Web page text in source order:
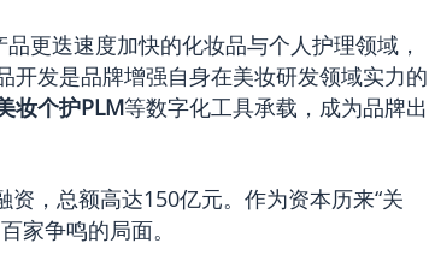
更迭速度加快的化妆品与个人护理领域，
开发是品牌增强自身在美妆研发领域实力的
妆个护PLM等数字化工具承载，成为品牌出
，总额高达150亿元。作为资本历来“关
家争鸣的局面。